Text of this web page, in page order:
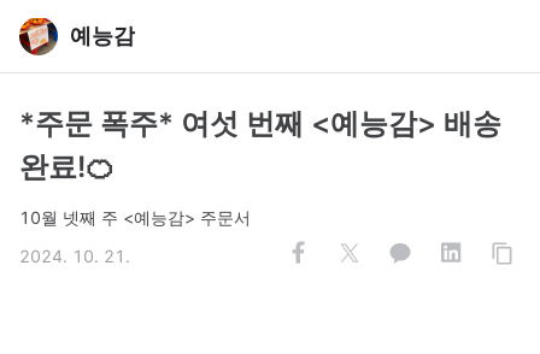
예능감
*주문 폭주* 여섯 번째 <예능감> 배송
완료!🍊
10월 넷째 주 <예능감> 주문서
2024. 10. 21.